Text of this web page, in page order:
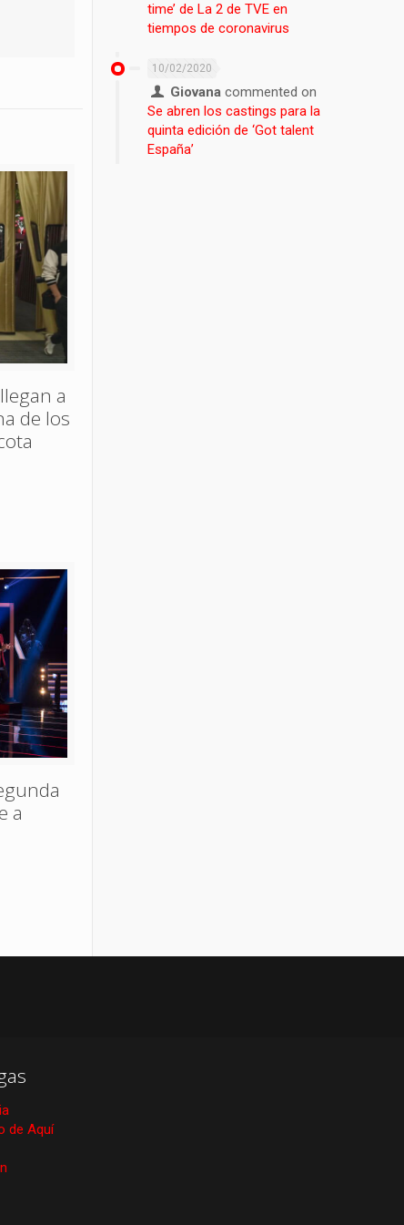
a
de los
a
time’ de La 2 de TVE en
tiempos de coronavirus
10/02/2020
Giovana commented on
Se abren los castings para la
quinta edición de ‘Got talent
España’
de Aquí